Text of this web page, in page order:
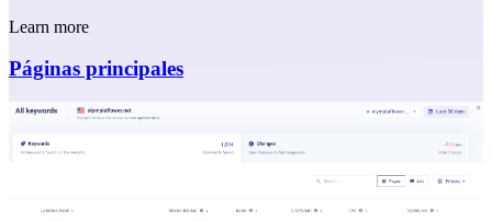
Learn more
Páginas principales